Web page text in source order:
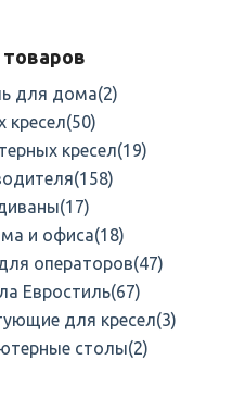
товаров
для дома(2)
кресел(50)
кресел(19)
(158)
(17)
и офиса(18)
операторов(47)
Евростиль(67)
для кресел(3)
столы(2)